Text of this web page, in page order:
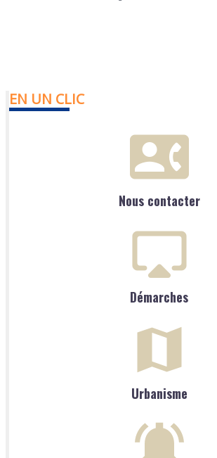
EN UN CLIC
Nous contacter
Démarches
Urbanisme